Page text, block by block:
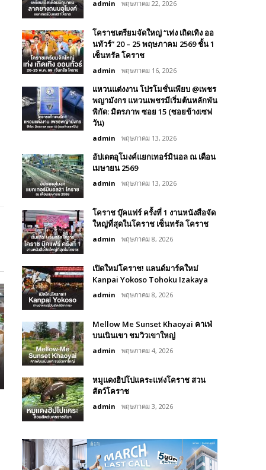
admin พฤษภาคม 22, 2026
โคราชเตรียมจัดใหญ่ “เท่ง เถิดเทิง ออ
นทัวร์” 20 – 25 พฤษภาคม 2569 ชั้น 1
เซ็นทรัล โคราช
admin พฤษภาคม 16, 2026
แหวนแต่งงาน โปรโมชั่นเพียบ @เพชร
พญามังกร แหวนเพชรมีเริ่มต้นหลักพัน
พิกัด: มิตรภาพ ซอย 15 (ซอยข้างเซฟ
วัน)
admin พฤษภาคม 13, 2026
อัปเดตอุโมงค์แยกเทอร์มินอล ณ เดือน
เมษายน 2569
admin พฤษภาคม 13, 2026
โคราช บุ๊คแฟร์​ ครั้งที่​ 1 งานหนังสือจัด
ใหญ่ที่สุดในโคราช เซ็นทรัล โคราช
admin พฤษภาคม 8, 2026
เปิดใหม่โคราช! แลนด์มาร์คใหม่
Kanpai Yokoso Tohoku Izakaya
admin พฤษภาคม 8, 2026
Mellow Me Sunset Khaoyai คาเฟ่
บนเนินเขา ชมวิวเขาใหญ่
admin พฤษภาคม 4, 2026
หมูแดงฮิปโปแคระแห่งโคราช สวน
สัตว์โคราช
admin พฤษภาคม 3, 2026